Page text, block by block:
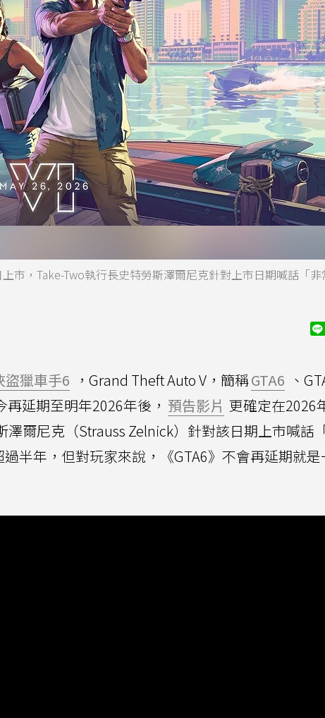
市，Take-Two執行長史特勞斯澤爾尼克針對上市日期喊話「
盜獵車手6 ，Grand Theft Auto V，簡稱GTA6 、
延期至明年2026年後， 預告影片 更確定在2026
澤爾尼克（Strauss Zelnick）針對該日期上市喊話
半年，但對玩家來說，《GTA6》不會再延期就